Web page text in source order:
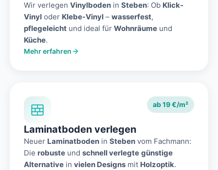
Wir verlegen Vinylboden in Steben: Ob Klick-
Vinyl oder Klebe-Vinyl – wasserfest,
pflegeleicht und ideal für Wohnräume und
Küche.
Mehr erfahren
ab 19 €/m²
Laminatboden verlegen
Neuer Laminatboden in Steben vom Fachmann:
Die robuste und schnell verlegte günstige
Alternative in vielen Designs mit Holzoptik.